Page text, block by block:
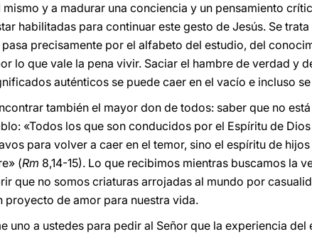
y a madurar una conciencia y un pensamiento
habilitadas para continuar este gesto de Jesús. Se
precisamente por el alfabeto del estudio, del
lo que vale la pena vivir. Saciar el hambre de verdad y
auténticos se puede caer en el vacío e incluso
también el mayor don de todos: saber que no
«Todos los que son conducidos por el Espíritu de
para volver a caer en el temor, sino el espíritu de
(Rm 8,14-15). Lo que recibimos mientras buscamos la
que no somos criaturas arrojadas al mundo por
proyecto de amor para nuestra vida.
uno a ustedes para pedir al Señor que la experiencia